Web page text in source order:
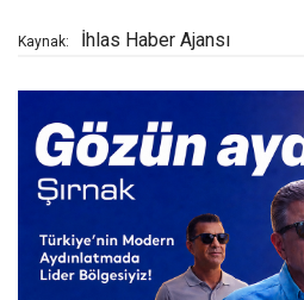
Kaynak: İhlas Haber Ajansı